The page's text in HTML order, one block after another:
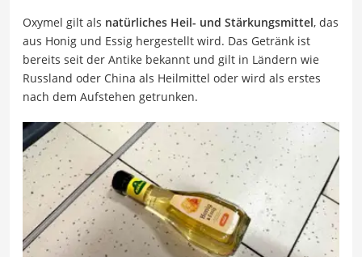
Oxymel gilt als natürliches Heil- und Stärkungsmittel, das
aus Honig und Essig hergestellt wird. Das Getränk ist
bereits seit der Antike bekannt und gilt in Ländern wie
Russland oder China als Heilmittel oder wird als erstes
nach dem Aufstehen getrunken.